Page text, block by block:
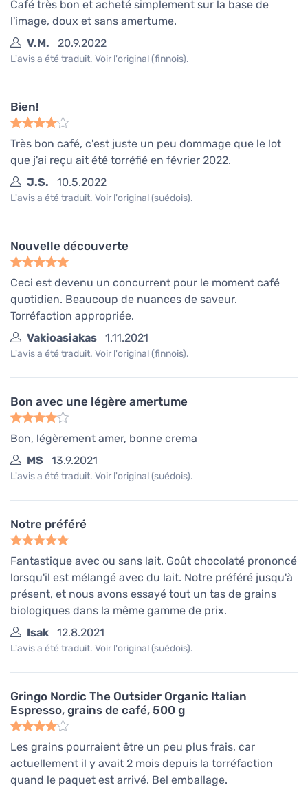
Café très bon et acheté simplement sur la base de
l'image, doux et sans amertume.
V.M.
20.9.2022
L'avis a été traduit. Voir l'original (finnois).
Bien!
Très bon café, c'est juste un peu dommage que le lot
que j'ai reçu ait été torréfié en février 2022.
J.S.
10.5.2022
L'avis a été traduit. Voir l'original (suédois).
Nouvelle découverte
Ceci est devenu un concurrent pour le moment café
quotidien. Beaucoup de nuances de saveur.
Torréfaction appropriée.
Vakioasiakas
1.11.2021
L'avis a été traduit. Voir l'original (finnois).
Bon avec une légère amertume
Bon, légèrement amer, bonne crema
MS
13.9.2021
L'avis a été traduit. Voir l'original (suédois).
Notre préféré
Fantastique avec ou sans lait. Goût chocolaté prononcé
lorsqu'il est mélangé avec du lait. Notre préféré jusqu'à
présent, et nous avons essayé tout un tas de grains
biologiques dans la même gamme de prix.
Isak
12.8.2021
L'avis a été traduit. Voir l'original (suédois).
Gringo Nordic The Outsider Organic Italian
Espresso, grains de café, 500 g
Les grains pourraient être un peu plus frais, car
actuellement il y avait 2 mois depuis la torréfaction
quand le paquet est arrivé. Bel emballage.